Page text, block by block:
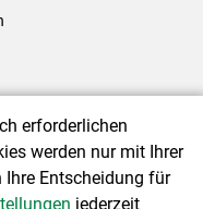
|
erforderlichen
werden nur mit Ihrer
Entscheidung für
jederzeit